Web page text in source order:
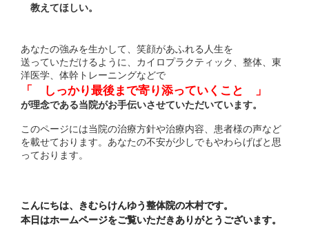
教えてほしい。
あなたの強みを生かして、笑顔があふれる人生を
送っていただけるように、カイロプラクティック、整体、東
洋医学、体幹トレーニングなどで
「 しっかり最後まで寄り添っていくこと 」
が理念である当院がお手伝いさせていただいています。
このページには当院の治療方針や治療内容、患者様の声など
を載せております。あなたの不安が少しでもやわらげばと思
っております。
こんにちは、きむらけんゆう整体院の木村です。
本日はホームページをご覧いただきありがとうございます。